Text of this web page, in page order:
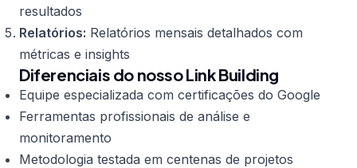
resultados
Relatórios: Relatórios mensais detalhados com
métricas e insights
Diferenciais do nosso Link Building
Equipe especializada com certificações do Google
Ferramentas profissionais de análise e
monitoramento
Metodologia testada em centenas de projetos